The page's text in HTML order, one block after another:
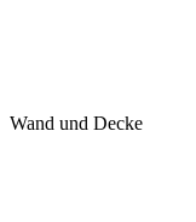
Wand und Decke